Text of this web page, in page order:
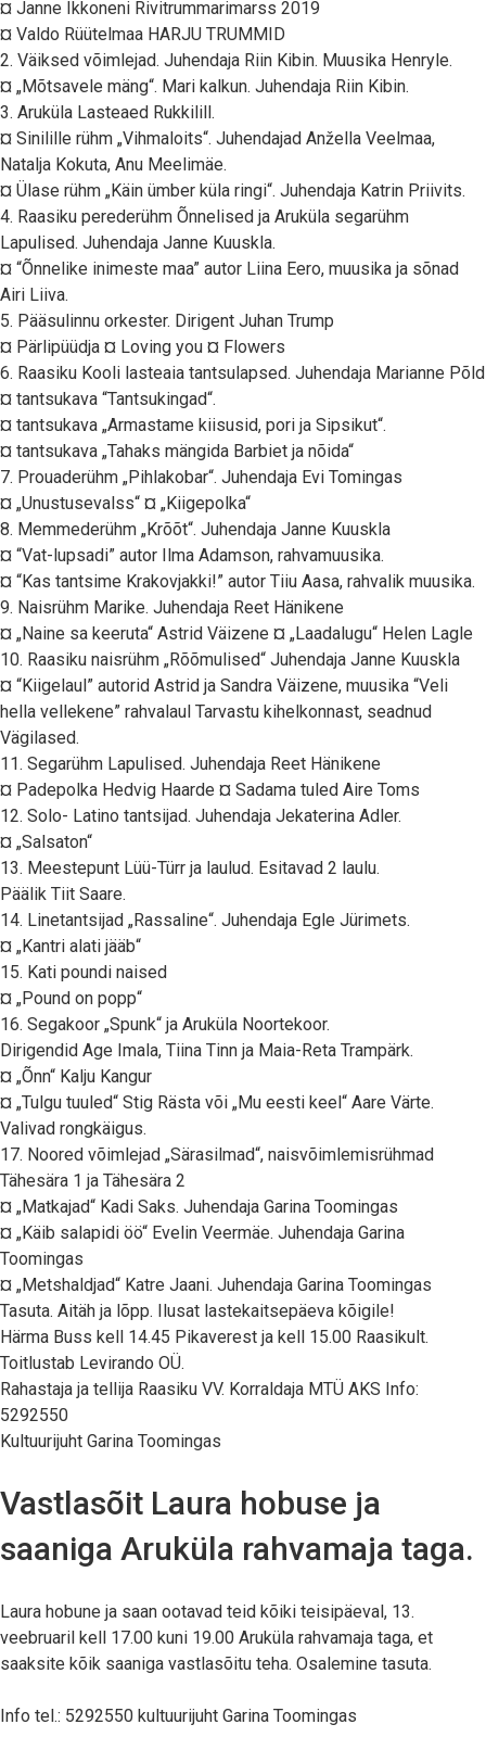
¤ Janne Ikkoneni Rivitrummarimarss 2019
¤ Valdo Rüütelmaa HARJU TRUMMID
2. Väiksed võimlejad. Juhendaja Riin Kibin. Muusika Henryle.
¤ „Mõtsavele mäng“. Mari kalkun. Juhendaja Riin Kibin.
3. Aruküla Lasteaed Rukkilill.
¤ Sinilille rühm „Vihmaloits“. Juhendajad Anžella Veelmaa,
Natalja Kokuta, Anu Meelimäe.
¤ Ülase rühm „Käin ümber küla ringi“. Juhendaja Katrin Priivits.
4. Raasiku perederühm Õnnelised ja Aruküla segarühm
Lapulised. Juhendaja Janne Kuuskla.
¤ “Õnnelike inimeste maa” autor Liina Eero, muusika ja sõnad
Airi Liiva.
5. Pääsulinnu orkester. Dirigent Juhan Trump
¤ Pärlipüüdja ¤ Loving you ¤ Flowers
6. Raasiku Kooli lasteaia tantsulapsed. Juhendaja Marianne Põld
¤ tantsukava “Tantsukingad“.
¤ tantsukava „Armastame kiisusid, pori ja Sipsikut“.
¤ tantsukava „Tahaks mängida Barbiet ja nõida“
7. Prouaderühm „Pihlakobar“. Juhendaja Evi Tomingas
¤ „Unustusevalss“ ¤ „Kiigepolka“
8. Memmederühm „Krõõt“. Juhendaja Janne Kuuskla
¤ “Vat-lupsadi” autor Ilma Adamson, rahvamuusika.
¤ “Kas tantsime Krakovjakki!” autor Tiiu Aasa, rahvalik muusika.
9. Naisrühm Marike. Juhendaja Reet Hänikene
¤ „Naine sa keeruta“ Astrid Väizene ¤ „Laadalugu“ Helen Lagle
10. Raasiku naisrühm „Rõõmulised“ Juhendaja Janne Kuuskla
¤ “Kiigelaul” autorid Astrid ja Sandra Väizene, muusika “Veli
hella vellekene” rahvalaul Tarvastu kihelkonnast, seadnud
Vägilased.
11. Segarühm Lapulised. Juhendaja Reet Hänikene
¤ Padepolka Hedvig Haarde ¤ Sadama tuled Aire Toms
12. Solo- Latino tantsijad. Juhendaja Jekaterina Adler.
¤ „Salsaton“
13. Meestepunt Lüü-Türr ja laulud. Esitavad 2 laulu.
Päälik Tiit Saare.
14. Linetantsijad „Rassaline“. Juhendaja Egle Jürimets.
¤ „Kantri alati jääb“
15. Kati poundi naised
¤ „Pound on popp“
16. Segakoor „Spunk“ ja Aruküla Noortekoor.
Dirigendid Age Imala, Tiina Tinn ja Maia-Reta Trampärk.
¤ „Õnn“ Kalju Kangur
¤ „Tulgu tuuled“ Stig Rästa või „Mu eesti keel“ Aare Värte.
Valivad rongkäigus.
17. Noored võimlejad „Särasilmad“, naisvõimlemisrühmad
Tähesära 1 ja Tähesära 2
¤ „Matkajad“ Kadi Saks. Juhendaja Garina Toomingas
¤ „Käib salapidi öö“ Evelin Veermäe. Juhendaja Garina
Toomingas
¤ „Metshaldjad“ Katre Jaani. Juhendaja Garina Toomingas
Tasuta. Aitäh ja lõpp. Ilusat lastekaitsepäeva kõigile!
Härma Buss kell 14.45 Pikaverest ja kell 15.00 Raasikult.
Toitlustab Levirando OÜ.
Rahastaja ja tellija Raasiku VV. Korraldaja MTÜ AKS Info:
5292550
Kultuurijuht Garina Toomingas
Vastlasõit Laura hobuse ja
saaniga Aruküla rahvamaja taga.
Laura hobune ja saan ootavad teid kõiki teisipäeval, 13.
veebruaril kell 17.00 kuni 19.00 Aruküla rahvamaja taga, et
saaksite kõik saaniga vastlasõitu teha. Osalemine tasuta.
Info tel.: 5292550 kultuurijuht Garina Toomingas